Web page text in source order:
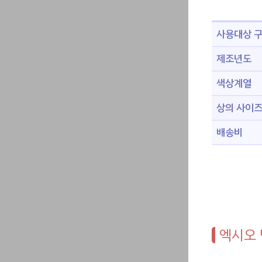
사용대상
제조년도
색상계열
상의 사이즈
배송비
엑시오